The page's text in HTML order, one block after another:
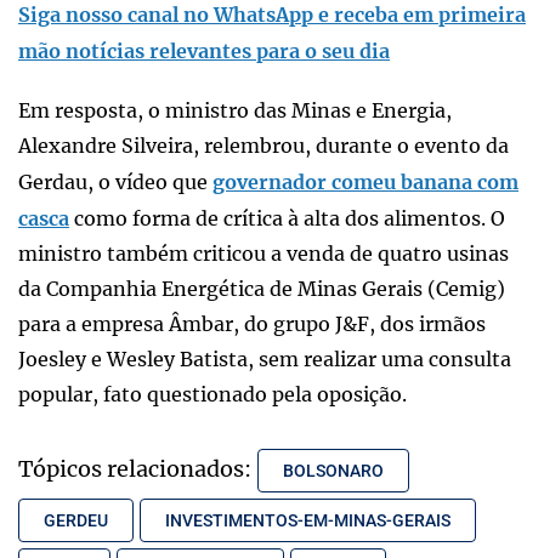
Siga nosso canal no WhatsApp e receba em primeira
mão notícias relevantes para o seu dia
Em resposta, o ministro das Minas e Energia,
Alexandre Silveira, relembrou, durante o evento da
Gerdau, o vídeo que governador comeu banana com
casca como forma de crítica à alta dos alimentos. O
ministro também criticou a venda de quatro usinas
da Companhia Energética de Minas Gerais (Cemig)
para a empresa Âmbar, do grupo J&F, dos irmãos
Joesley e Wesley Batista, sem realizar uma consulta
popular, fato questionado pela oposição.
Tópicos relacionados: BOLSONARO
GERDEU INVESTIMENTOS-EM-MINAS-GERAIS